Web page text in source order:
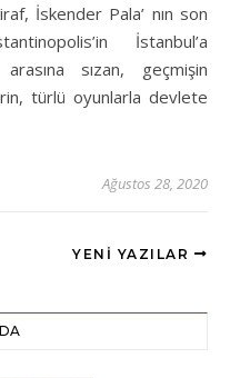
İskender Pala’ nın son
İstanbul’a
sızan, geçmişin
türlü oyunlarla devlete
Ağustos 28, 2020
YENI YAZILAR